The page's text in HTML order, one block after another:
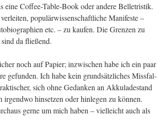
eine Cof­fee-Table-Book oder ande­re Bel­le­tris­tik.
popu­lär­wis­sen­schaft­li­che Mani­fes­te –
etc. – zu kau­fen. Die Gren­zen zu
da fließend.
noch auf Papier; inzwi­schen habe ich ein paar
gefun­den. Ich habe kein grund­sätz­li­ches Miss­fal­
sich ohne Gedan­ken an Akku­la­de­stand
hin­set­zen oder hin­le­gen zu kön­nen.
ger­ne um mich haben – viel­leicht auch als